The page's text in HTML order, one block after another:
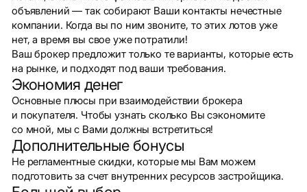
объявлений — так собирают Ваши контакты нечестные
компании. Когда вы по ним звоните, то этих лотов уже
нет, а время вы свое уже потратили!
Ваш брокер предложит только те варианты, которые есть
на рынке, и подходят под ваши требования.
Экономия денег
Основные плюсы при взаимодействии брокера
и покупателя. Чтобы узнать сколько Вы сэкономите
со мной, мы с Вами должны встретиться!
Дополнительные бонусы
Не регламентные скидки, которые мы Вам можем
подготовить за счет внутренних ресурсов застройщика.